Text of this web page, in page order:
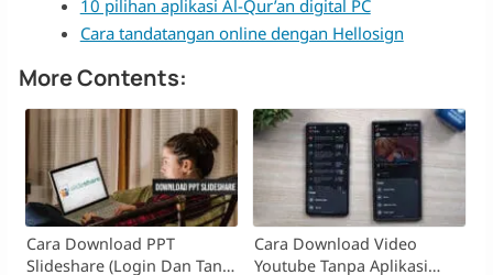
10 pilihan aplikasi Al-Qur’an digital PC
Cara tandatangan online dengan Hellosign
More Contents:
Cara Download PPT
Slideshare (login Dan Tanpa
Cara Download Video
Youtube Tanpa Aplikasi